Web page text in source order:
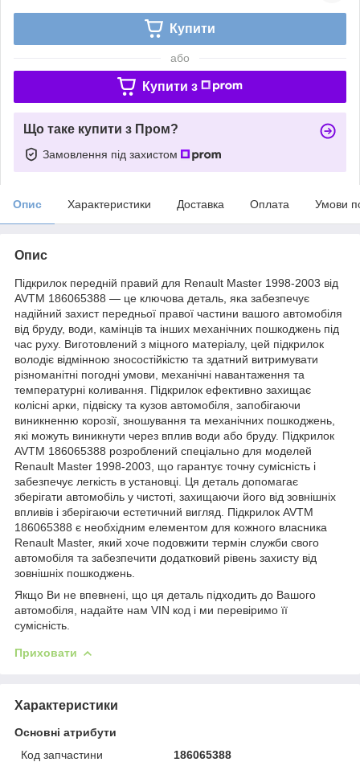
Купити
або
Купити з
Що таке купити з Пром?
Замовлення під захистом
Опис Характеристики Доставка Оплата Умови
Опис
Підкрилок передній правий для Renault Master 1998-2003 від
AVTM 186065388 — це ключова деталь, яка забезпечує
надійний захист передньої правої частини вашого автомобіля
від бруду, води, камінців та інших механічних пошкоджень під
час руху. Виготовлений з міцного матеріалу, цей підкрилок
володіє відмінною зносостійкістю та здатний витримувати
різноманітні погодні умови, механічні навантаження та
температурні коливання. Підкрилок ефективно захищає
колісні арки, підвіску та кузов автомобіля, запобігаючи
виникненню корозії, зношування та механічних пошкоджень,
які можуть виникнути через вплив води або бруду. Підкрилок
AVTM 186065388 розроблений спеціально для моделей
Renault Master 1998-2003, що гарантує точну сумісність і
забезпечує легкість в установці. Ця деталь допомагає
зберігати автомобіль у чистоті, захищаючи його від зовнішніх
впливів і зберігаючи естетичний вигляд. Підкрилок AVTM
186065388 є необхідним елементом для кожного власника
Renault Master, який хоче подовжити термін служби свого
автомобіля та забезпечити додатковий рівень захисту від
зовнішніх пошкоджень.
Якщо Ви не впевнені, що ця деталь підходить до Вашого
автомобіля, надайте нам VIN код і ми перевіримо її
сумісність.
Приховати
Характеристики
Основні атрибути
Код запчастини
186065388